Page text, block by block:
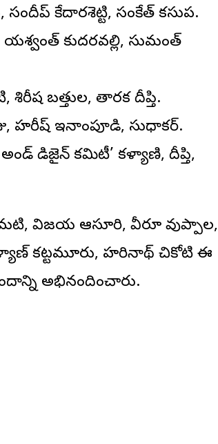
కేదారశెట్టి, సంకేత్‌ కసుప.
కుదరవల్లి, సుమంత్‌
శిరీష బత్తుల, తారక దీప్తి.
హరీష్‌ ఇనాంపూడి, సుధాకర్‌.
డిజైన్‌ కమిటీ’ కళ్యాణి, దీప్తి,
విజయ ఆసూరి, వీరూ వుప్పాల,
కట్టమూరు, హరినాథ్‌ చికోటి ఈ
అభినందించారు.